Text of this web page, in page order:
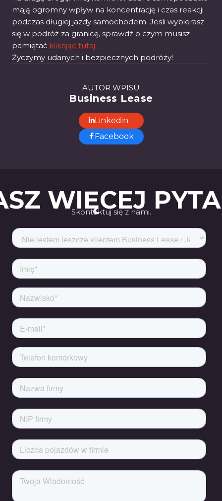
AUTOR WPISU
Business Lease
Linkedin
Facebook
mają ogromny wpływ na koncentrację i czas reakcji
podczas długiej jazdy samochodem. Jesli wybierasz
się w podróż za granicę, sprawdź o czym musisz
pamiętać klikając tutaj.
Życzymy udanych i bezpiecznych podróży!
WIĘCEJ
Skontaktuj się z nami.